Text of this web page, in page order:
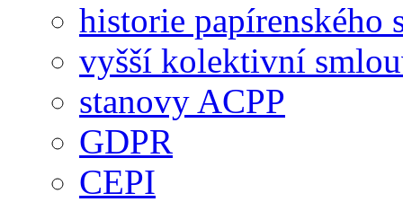
historie papírenského
vyšší kolektivní
stanovy ACPP
GDPR
CEPI